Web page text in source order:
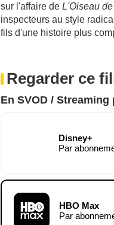
sur l'affaire de L'Oiseau
inspecteurs au style
fils d'une histoire plus
Regarder ce
En SVOD /
Disney+
Par
HBO Max
Par